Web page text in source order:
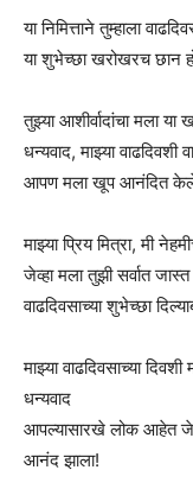
या निमित्ताने तुम्हाला
या शुभेच्छा खरोखरच छान
तुझ्या आशीर्वादांचा मला
धन्यवाद, माझ्या वाढदिवशी
आपण मला खूप आनंदित
माझ्या प्रिय मित्रा, मी
जेव्हा मला तुझी सर्वात
वाढदिवसाच्या शुभेच्छा
माझ्या वाढदिवसाच्या
धन्यवाद
आपल्यासारखे लोक आहेत जे
आनंद झाला!